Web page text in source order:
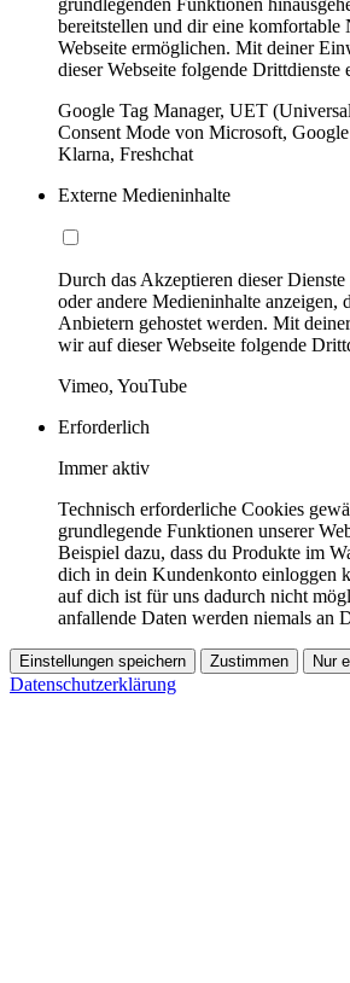
grundlegenden Funktionen
bereitstellen und dir eine komfortable
Webseite ermöglichen. Mit deiner
dieser Webseite folgende Drittdienste
Google Tag Manager, UET
Consent Mode von Microsoft,
Klarna, Freshchat
Externe Medieninhalte
Durch das Akzeptieren dieser
oder andere Medieninhalte anzeigen,
Anbietern gehostet werden. Mit
wir auf dieser Webseite folgende
Vimeo, YouTube
Erforderlich
Immer aktiv
Technisch erforderliche Cookies
grundlegende Funktionen unserer
Beispiel dazu, dass du Produkte im
dich in dein Kundenkonto einloggen
auf dich ist für uns dadurch nicht
anfallende Daten werden niemals an
Einstellungen speichern Zustimmen Nur
Datenschutzerklärung